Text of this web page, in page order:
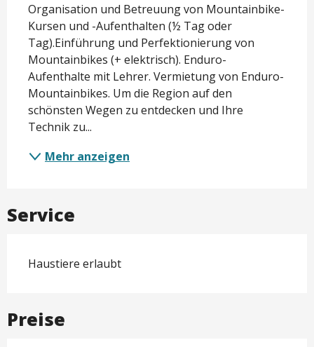
Organisation und Betreuung von Mountainbike-
Kursen und -Aufenthalten (½ Tag oder
Tag).Einführung und Perfektionierung von
Mountainbikes (+ elektrisch). Enduro-
Aufenthalte mit Lehrer. Vermietung von Enduro-
Mountainbikes. Um die Region auf den
schönsten Wegen zu entdecken und Ihre
Technik zu...
Mehr anzeigen
Service
Haustiere erlaubt
Preise